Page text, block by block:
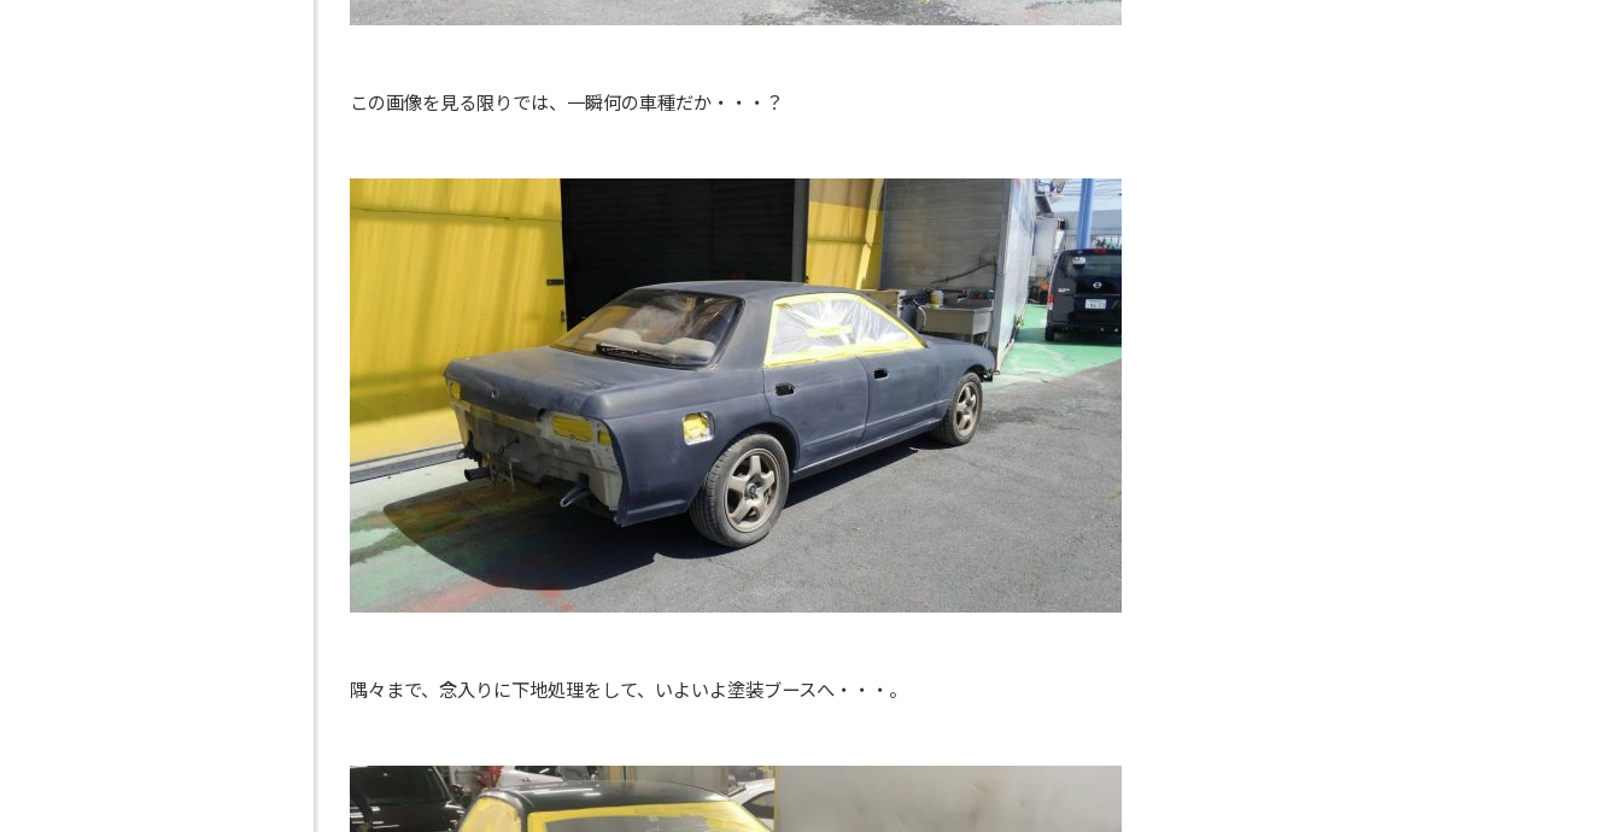
この画像を見る限りでは、一瞬何の車種だか・・・？
隅々まで、念入りに下地処理をして、いよいよ塗装ブースへ・・・。